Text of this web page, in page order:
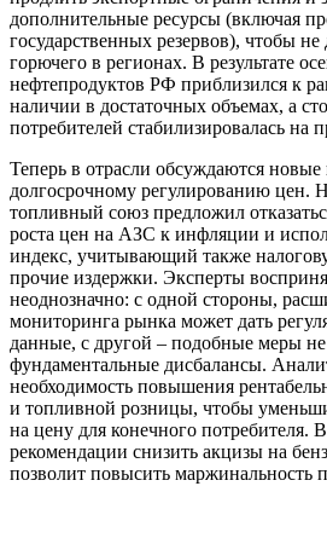
дополнительные ресурсы (включая
государственных резервов), чтобы
горючего в регионах. В результате
нефтепродуктов РФ приблизился к
наличии в достаточных объемах, а
потребителей стабилизировалась на
Теперь в отрасли обсуждаются
долгосрочному регулированию цен.
топливный союз предложил
роста цен на АЗС к инфляции и
индекс, учитывающий также
прочие издержки. Эксперты
неоднозначно: с одной стороны,
мониторинга рынка может дать
данные, с другой – подобные меры
фундаментальные дисбалансы.
необходимость повышения
и топливной розницы, чтобы
на цену для конечного потребителя.
рекомендации снизить акцизы на
позволит повысить маржинальность